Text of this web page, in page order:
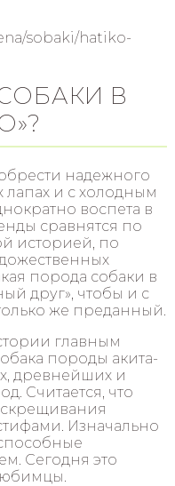
sobaki/hatiko-
В
надежного
лапах и с холодным
воспета в
сравнятся по
историей, по
порода собаки в
друг», чтобы и с
же преданный.
главным
породы акита-
древнейших и
Считается, что
Изначально
Сегодня это